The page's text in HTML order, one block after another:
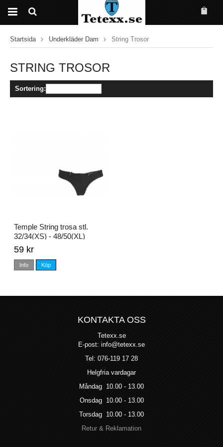
Startsida Underkläder Dam String Trosor
STRING TROSOR
Sortering:
Temple String trosa stl.
32/34(XS) - 48/50(XL)
59 kr
Info Köp
KONTAKTA OSS
Tetexx.se
E-post: info@tetexx.se
Tel: 076-119 17 28
Helgfria vardagar
Måndag 10.00 - 13.00
Onsdag 10.00 - 13.00
Torsdag 10.00 - 13.00
Retur & Reklamation